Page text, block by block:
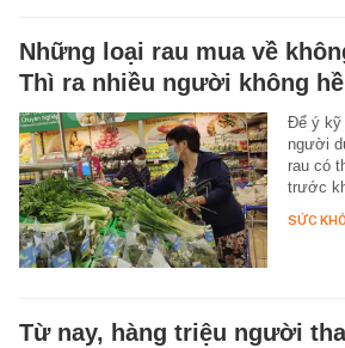
Những loại rau mua về
Thì ra nhiều người không
Để ý kỹ
người
rau có
trước
SỨC
Từ nay, hàng triệu người